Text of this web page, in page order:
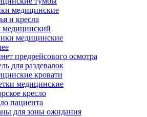
медицинские
и кресла
медицинский
медицинские
предрейсового осмотра
для раздевалок
кровати
медицинские
кресло
пациента
для зоны ожидания